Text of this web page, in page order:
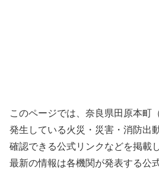
このページでは、奈良県田原本町
発生している火災・災害・消防出
確認できる公式リンクなどを掲載
最新の情報は各機関が発表する公